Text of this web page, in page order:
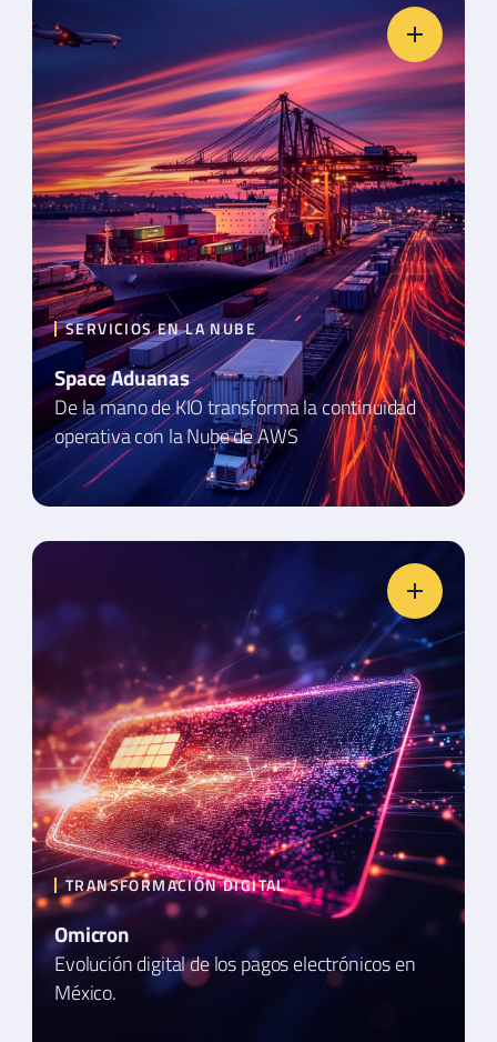
SERVICIOS EN LA NUBE
Space Aduanas
De la mano de KIO transforma la continuidad
operativa con la Nube de AWS
TRANSFORMACIÓN DIGITAL
Omicron
Evolución digital de los pagos electrónicos en
México.